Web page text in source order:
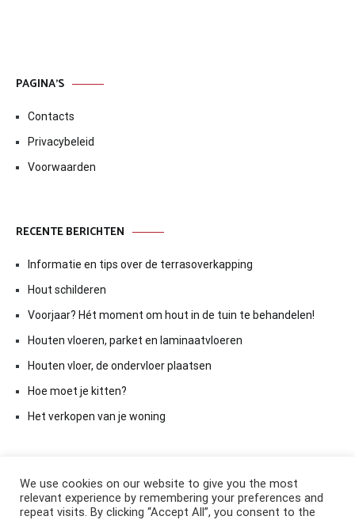
PAGINA’S
Contacts
Privacybeleid
Voorwaarden
RECENTE BERICHTEN
Informatie en tips over de terrasoverkapping
Hout schilderen
Voorjaar? Hét moment om hout in de tuin te behandelen!
Houten vloeren, parket en laminaatvloeren
Houten vloer, de ondervloer plaatsen
Hoe moet je kitten?
Het verkopen van je woning
We use cookies on our website to give you the most
relevant experience by remembering your preferences and
repeat visits. By clicking “Accept All”, you consent to the